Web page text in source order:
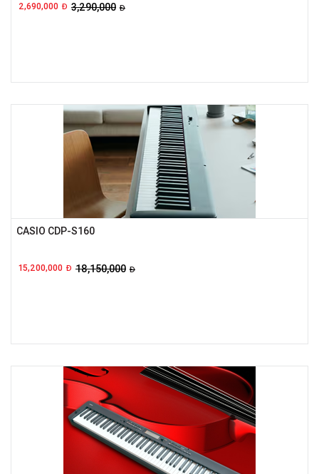
2,690,000 Đ 3,290,000 Đ
CASIO CDP-S160
15,200,000 Đ 18,150,000 Đ